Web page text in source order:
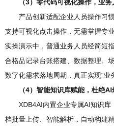
（3）零代码可视化操作，业
产品创新适配企业人员操作习
支持可视化点击操作，无需掌握专
实操演示中，普通业务人员经简短
合格品记录台账搭建、数据整理、
数字化需求落地周期，真正实现“业
（4）智能知识库赋能，杜绝
XDB4AI内置企业专属AI知识
档批量上传、智能解析，自动构建